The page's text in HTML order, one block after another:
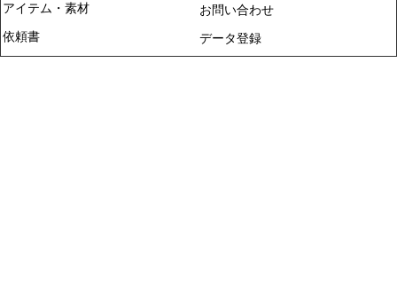
アイテム・素材
依頼書
お問い合わせ
データ登録